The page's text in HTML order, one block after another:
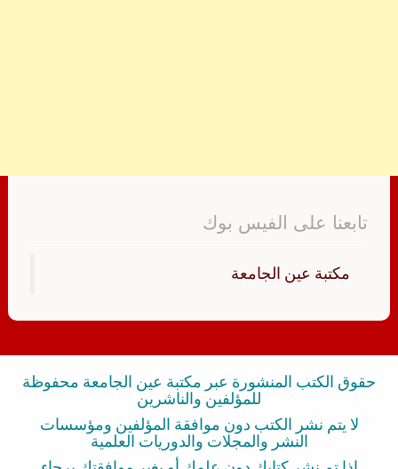
تابعنا على الفيس بوك
‏مكتبة عين الجامعة‏
حقوق الكتب المنشورة عبر مكتبة عين الجامعة محفوظة
للمؤلفين والناشرين
لا يتم نشر الكتب دون موافقة المؤلفين ومؤسسات
النشر والمجلات والدوريات العلمية